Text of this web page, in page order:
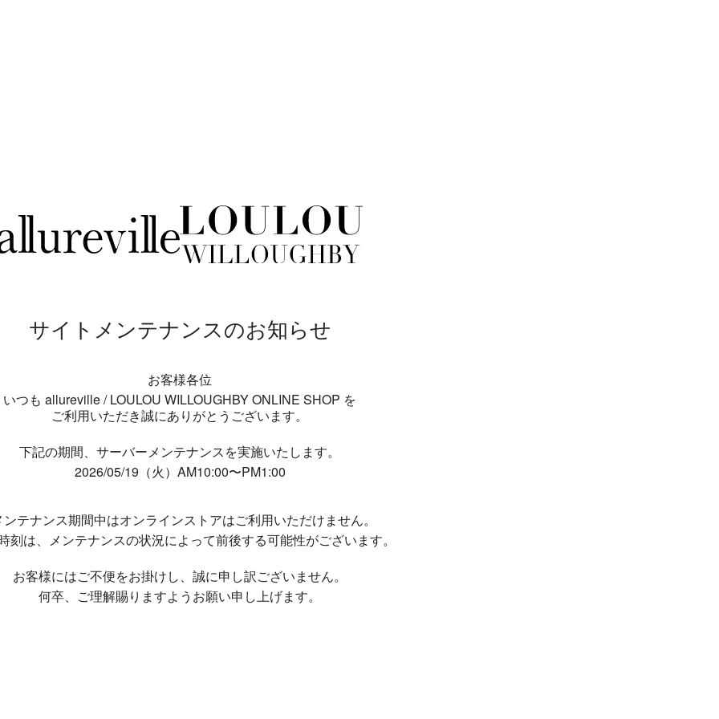
サイトメンテナンスのお知らせ
お客様各位
いつも allureville / LOULOU WILLOUGHBY ONLINE SHOP を
ご利用いただき誠にありがとうございます。
下記の期間、サーバーメンテナンスを実施いたします。
2026/05/19（火）AM10:00〜PM1:00
ンテナンス期間中はオンラインストアはご利用いただけません。
刻は、メンテナンスの状況によって前後する可能性がございます。
お客様にはご不便をお掛けし、 誠に申し訳ございません。
何卒、ご理解賜りますようお願い申し上げます。